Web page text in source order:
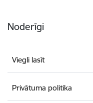
Noderīgi
Viegli lasīt
Privātuma politika